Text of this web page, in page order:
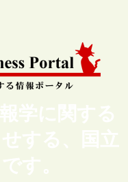
学に関する
する、国立
す。